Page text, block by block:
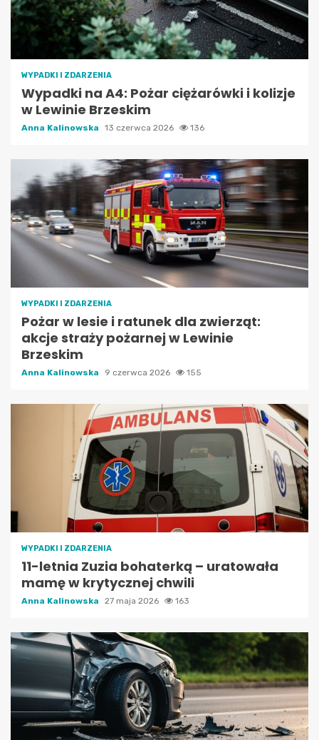
WYPADKI I ZDARZENIA
Wypadki na A4: Pożar ciężarówki i kolizje
w Lewinie Brzeskim
Anna Kalinowska 13 czerwca 2026 136
WYPADKI I ZDARZENIA
Pożar w lesie i ratunek dla zwierząt:
akcje straży pożarnej w Lewinie
Brzeskim
Anna Kalinowska 9 czerwca 2026 155
WYPADKI I ZDARZENIA
11-letnia Zuzia bohaterką – uratowała
mamę w krytycznej chwili
Anna Kalinowska 27 maja 2026 163